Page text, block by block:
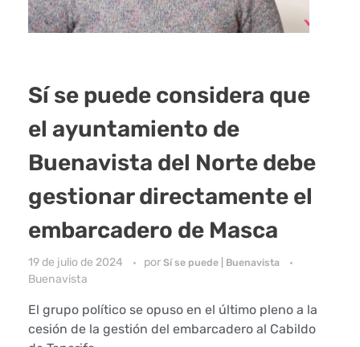
Sí se puede considera que
el ayuntamiento de
Buenavista del Norte debe
gestionar directamente el
embarcadero de Masca
19 de julio de 2024 por Sí se puede | Buenavista
Buenavista
El grupo político se opuso en el último pleno a la
cesión de la gestión del embarcadero al Cabildo